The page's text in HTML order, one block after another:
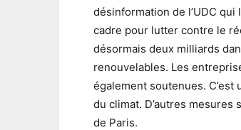
désinformation de l’UDC
cadre pour lutter contre le
désormais deux milliards
renouvelables. Les
également soutenues.
du climat. D’autres
de Paris.